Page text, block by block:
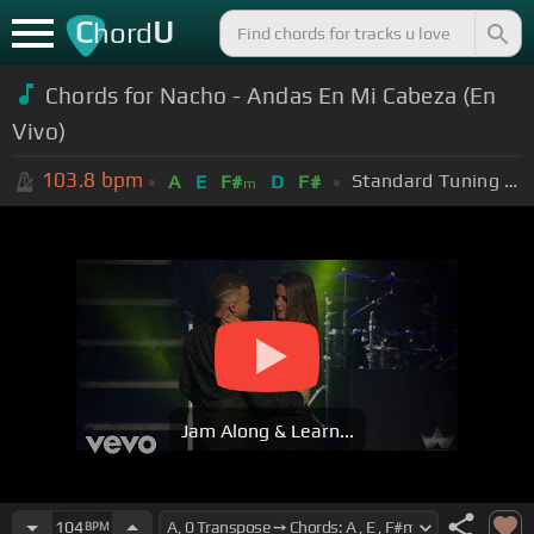
ChordU
Chords for Nacho - Andas En Mi Cabeza (En
Vivo)
103.8 bpm A E F#m D F# Standard Tuning (EADGBE)
Jam Along & Learn...
104BPM